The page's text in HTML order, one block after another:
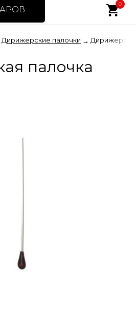
0
Дирижерские палочки →
палочка